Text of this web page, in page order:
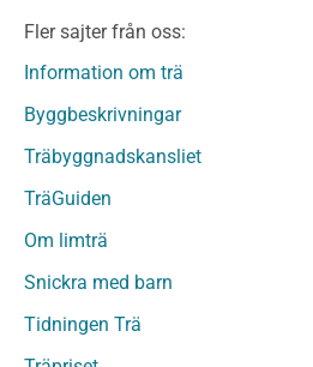
Fanerträ
Fanerträ Obehandlat
Träpanel och Utvändig
Träpanel och utvändig
Trägolv
Sågat virke
Sågat virke Behandlat
Fler sajter från oss:
Information om trä
Byggbeskrivningar
Träbyggnadskansliet
TräGuiden
Om limträ
Snickra med barn
Tidningen Trä